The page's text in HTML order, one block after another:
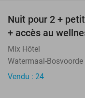
Nuit pour 2 +
+ accès au
Mix Hôtel
Watermaal-Bosvoorde
Vendu : 24